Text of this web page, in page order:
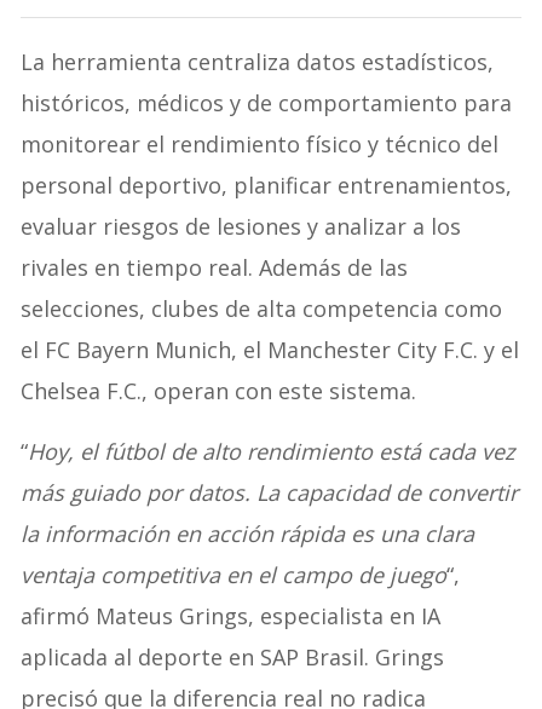
La herramienta centraliza datos estadísticos,
históricos, médicos y de comportamiento para
monitorear el rendimiento físico y técnico del
personal deportivo, planificar entrenamientos,
evaluar riesgos de lesiones y analizar a los
rivales en tiempo real. Además de las
selecciones, clubes de alta competencia como
el FC Bayern Munich, el Manchester City F.C. y el
Chelsea F.C., operan con este sistema.
“Hoy, el fútbol de alto rendimiento está cada vez
más guiado por datos. La capacidad de convertir
la información en acción rápida es una clara
ventaja competitiva en el campo de juego“,
afirmó Mateus Grings, especialista en IA
aplicada al deporte en SAP Brasil. Grings
precisó que la diferencia real no radica